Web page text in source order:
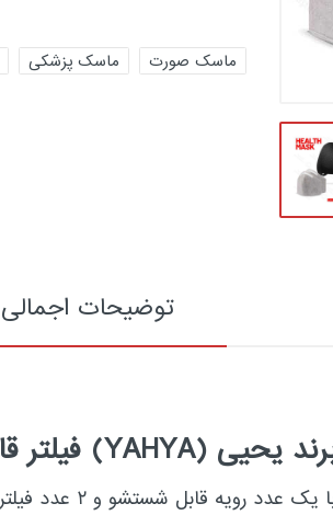
ماسک صورت ماسک پزشکی
توضیحات اجمالی